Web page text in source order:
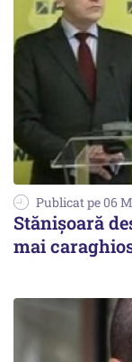
Publicat pe 06
Stănişoară
mai